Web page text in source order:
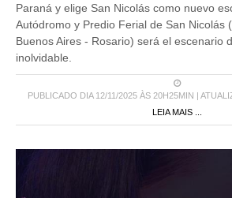
Paraná y elige San Nicolás como nuevo
Autódromo y Predio Ferial de San Nicolás
Buenos Aires - Rosario) será el escenario
inolvidable.
PUBLICADO DIA 12/11/2025 ÀS 20H25MIN |
LEIA MAIS ...